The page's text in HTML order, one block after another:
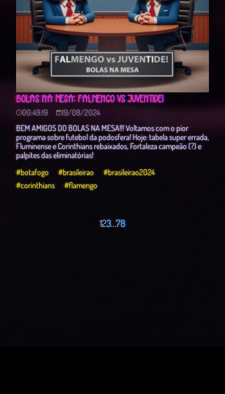
BOLAS NA MESA: FALMENGO VS JUVENTIDE!
00:49:19
19/08/2024
BEM AMIGOS DO BOLAS NA MESA!!! Voltamos com o pior
programa sobre futebol da podosfera! Hoje: tabela super errada,
Fluminense e Corinthians rebaixados, Fortaleza campeão (?) e
palpites das eliminatórias!
#botafogo
#brasileirao
#brasileirao2024
#corinthians
#flamengo
123…78